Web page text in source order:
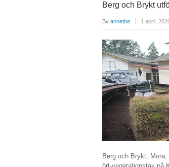
Berg och Brykt
By annethe 1 april,
Berg och Brykt,